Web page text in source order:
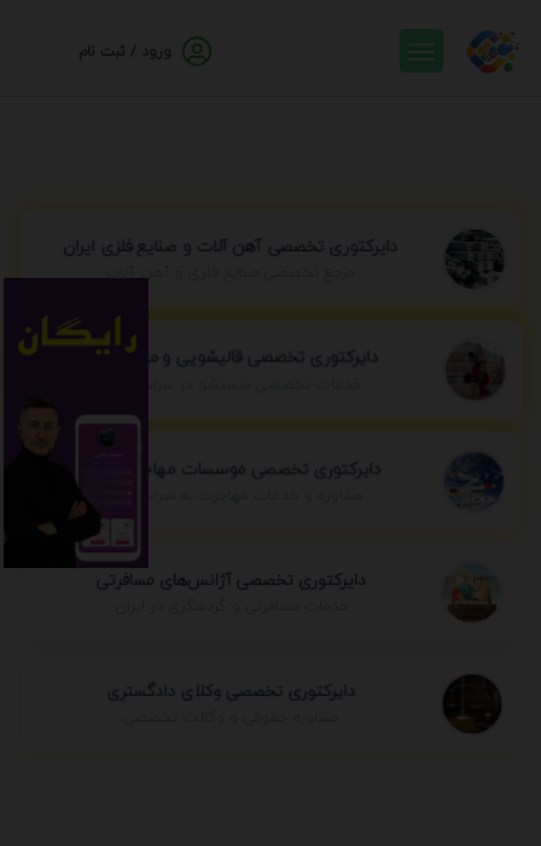
ورود / ثبت نام
دایرکتوری تخصصی آهن آلات و صنایع فلزی ایران
مرجع تخصصی صنایع فلزی و آهن آلات
دایرکتوری تخصصی قالیشویی و مبل شویی
دایرکتوری تخصصی موسسات مهاجرتی ایران
مشاوره و خدمات مهاجرت به سراسر جهان
دایرکتوری تخصصی آژانس‌های مسافرتی
دایرکتوری تخصصی وکلای دادگستری